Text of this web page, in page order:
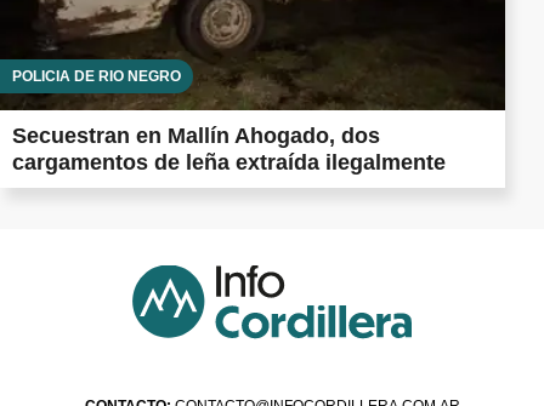
POLICÍA DE RÍO NEGRO
Secuestran en Mallín Ahogado, dos
cargamentos de leña extraída ilegalmente